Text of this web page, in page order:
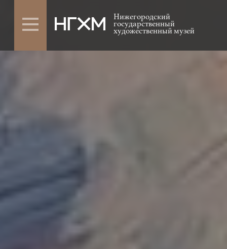
Нижегородский
государственный
художественный музей